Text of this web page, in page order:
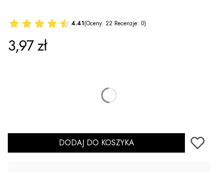
4.41(Oceny: 22 Recenzje: 0)
Cena
3,97 zł
DODAJ DO KOSZYKA